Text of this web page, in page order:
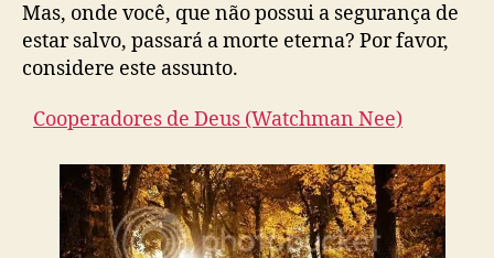
Mas, onde você, que não possui a segurança de
estar salvo, passará a morte eterna? Por favor,
considere este assunto.
Cooperadores de Deus (Watchman Nee)